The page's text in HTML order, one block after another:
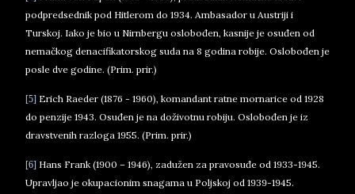
podpredsednik pod Hitlerom do 1934. Ambasador u Austriji i
Turskoj. Iako je bio u Nirnbergu oslobođen, kasnije je osuđen od
nemačkog denacifikatorskog suda na 8 godina robije. Oslobođen je
posle dve godine. (Prim. prir.)
[5] Erich Raeder (1876 - 1960), komandant ratne mornarice od 1928
do penzije 1943. Osuđen je na doživotnu robiju. Oslobođen je iz
dravstvenih razloga 1955. (Prim. prir.)
[6] Hans Frank (1900 – 1946), zadužen za pravosuđe od 1933-1945.
Upravljao je okupacionim snagama u Poljskoj od 1939-1945.